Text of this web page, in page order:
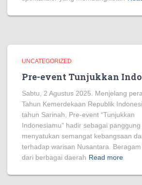
UNCATEGORIZED
Pre-event Tunjukkan
Sabtu, 2 Agustus 2025. Menjelang
Tahun Kemerdekaan Republik
tahun Sarinah, Pre-event “Tunjukkan
Indonesiamu” hadir sebagai
menyatukan semangat kebangsaan
terhadap warisan Nusantara.
dari berbagai daerah Read more